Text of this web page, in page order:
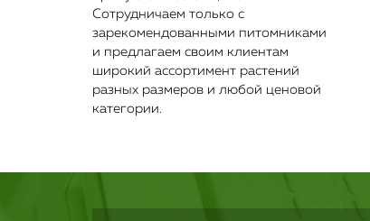
Сотрудничаем только с
зарекомендованными питомниками
и предлагаем своим клиентам
широкий ассортимент растений
разных размеров и любой ценовой
категории.